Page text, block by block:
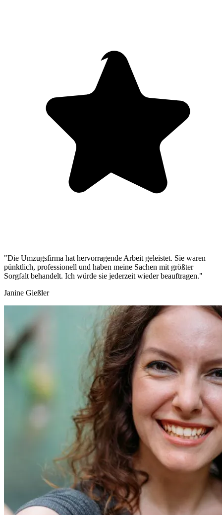
"Die Umzugsfirma hat hervorragende Arbeit geleistet. Sie waren
pünktlich, professionell und haben meine Sachen mit größter
Sorgfalt behandelt. Ich würde sie jederzeit wieder beauftragen."
Janine Gießler